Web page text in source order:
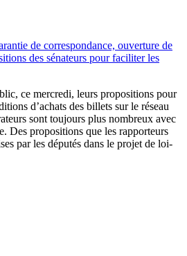
de correspondance, ouverture de
des sénateurs pour faciliter les
ce mercredi, leurs propositions pour
d’achats des billets sur le réseau
sont toujours plus nombreux avec
Des propositions que les rapporteurs
par les députés dans le projet de loi-